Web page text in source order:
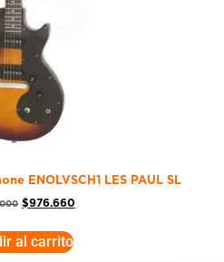
ENOLVSCH1 LES PAUL SL
$976.660
al carrito